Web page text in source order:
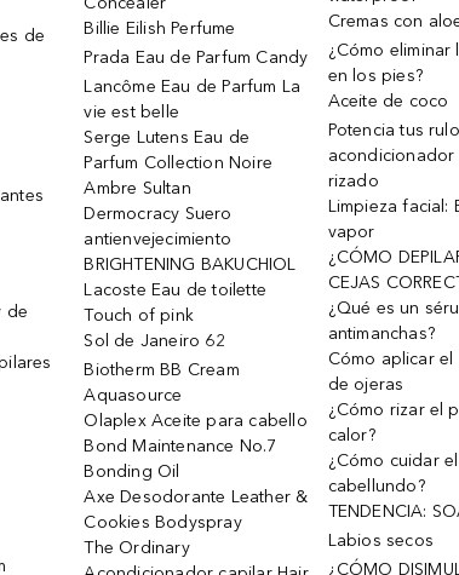
de
de
Billie Eilish Perfume
Prada Eau de Parfum Candy
Lancôme Eau de Parfum La
vie est belle
Serge Lutens Eau de
Parfum Collection Noire
Ambre Sultan
Dermocracy Suero
antienvejecimiento
BRIGHTENING BAKUCHIOL
Lacoste Eau de toilette
Touch of pink
Sol de Janeiro 62
Biotherm BB Cream
Aquasource
Olaplex Aceite para cabello
Bond Maintenance No.7
Bonding Oil
Axe Desodorante Leather &
Cookies Bodyspray
The Ordinary
Cremas con
¿Cómo eliminar
en los pies?
Aceite de coco
Potencia tus
rizado
Limpieza facial:
vapor
¿CÓMO
CEJAS
¿Qué es un
antimanchas?
Cómo aplicar
de ojeras
¿Cómo rizar el
calor?
¿Cómo cuidar
cabellundo?
TENDENCIA:
Labios secos
¿CÓMO